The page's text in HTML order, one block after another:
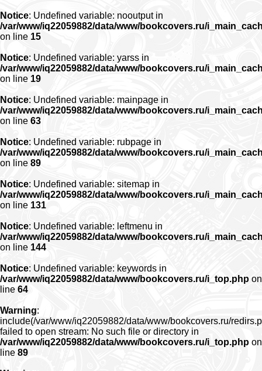
Notice: Undefined variable: nooutput in
/var/www/iq22059882/data/www/bookcovers.ru/
on line 15
Notice: Undefined variable: yarss in
/var/www/iq22059882/data/www/bookcovers.ru/
on line 19
Notice: Undefined variable: mainpage in
/var/www/iq22059882/data/www/bookcovers.ru/
on line 63
Notice: Undefined variable: rubpage in
/var/www/iq22059882/data/www/bookcovers.ru/
on line 89
Notice: Undefined variable: sitemap in
/var/www/iq22059882/data/www/bookcovers.ru/
on line 131
Notice: Undefined variable: leftmenu in
/var/www/iq22059882/data/www/bookcovers.ru/
on line 144
Notice: Undefined variable: keywords in
/var/www/iq22059882/data/www/bookcovers.ru/i_top.php on
line 64
Warning:
include(/var/www/iq22059882/data/www/bookcovers.ru/
failed to open stream: No such file or directory in
/var/www/iq22059882/data/www/bookcovers.ru/i_top.php on
line 89